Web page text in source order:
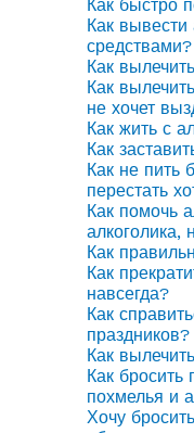
Как быстро
Как
средствами?
Как
Как
не хочет
Как жить с
Как
Как не пить
перестать
Как помочь
алкоголика,
Как
Как
навсегда?
Как
праздников?
Как
Как бросить
похмелья и
Хочу